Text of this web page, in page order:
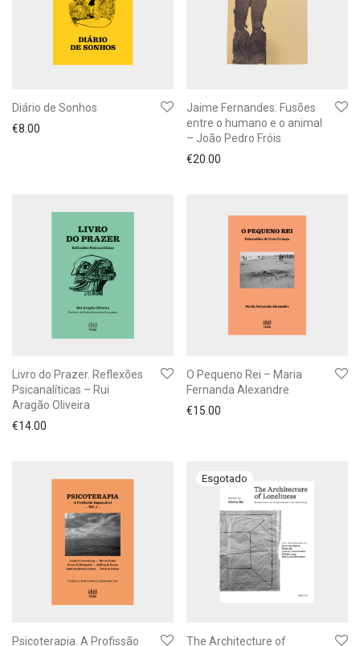
Diário de Sonhos
€8.00
Jaime Fernandes. Fusões
entre o humano e o animal
– João Pedro Fróis
€20.00
Livro do Prazer. Reflexões
Psicanalíticas – Rui
Aragão Oliveira
€14.00
O Pequeno Rei – Maria
Fernanda Alexandre
€15.00
Psicoterapia. A Profissão The Architecture of